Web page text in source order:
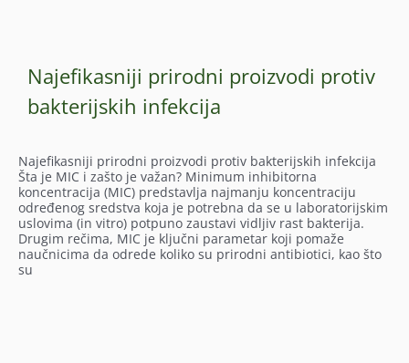
Najefikasniji prirodni proizvodi protiv
bakterijskih infekcija
Najefikasniji prirodni proizvodi protiv bakterijskih infekcija
Šta je MIC i zašto je važan? Minimum inhibitorna
koncentracija (MIC) predstavlja najmanju koncentraciju
određenog sredstva koja je potrebna da se u laboratorijskim
uslovima (in vitro) potpuno zaustavi vidljiv rast bakterija.
Drugim rečima, MIC je ključni parametar koji pomaže
naučnicima da odrede koliko su prirodni antibiotici, kao što
su